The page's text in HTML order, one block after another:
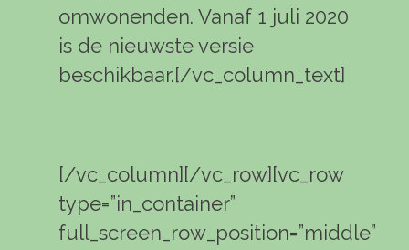
omwonenden. Vanaf 1 juli 2020
is de nieuwste versie
beschikbaar.[/vc_column_text]
[/vc_column][/vc_row][vc_row
type=”in_container”
full_screen_row_position=”middle”